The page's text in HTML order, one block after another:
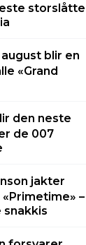
storslåtte
august blir en
«Grand
den neste
de 007
jakter
–
snakkis